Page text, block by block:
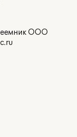
ООО